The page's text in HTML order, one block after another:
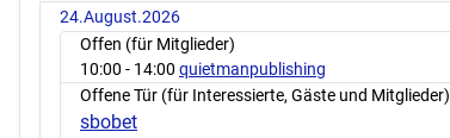
24.August.2026
Offen (für Mitglieder)
10:00 - 14:00 quietmanpublishing
Offene Tür (für Interessierte, Gäste und Mitglieder)
sbobet